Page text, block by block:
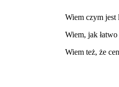
Wiem czym jest
Wiem, jak
Wiem też, że